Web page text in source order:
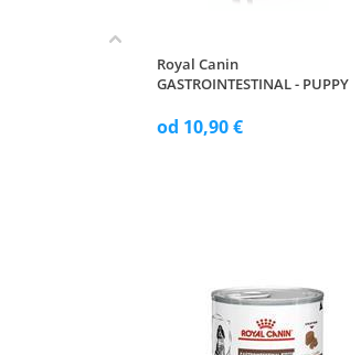
Royal Canin
GASTROINTESTINAL - PUPPY
od 10,90 €